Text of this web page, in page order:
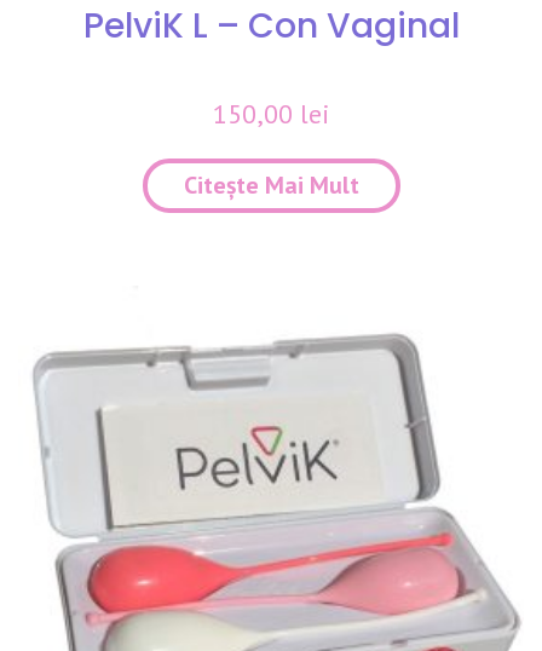
PelviK L – Con Vaginal
150,00 lei
Citește Mai Mult